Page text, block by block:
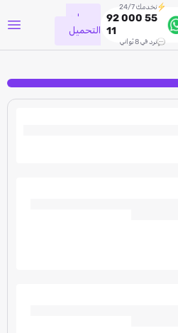
نخدمك 24/7
92 000 55
11
نرد في 8 ثواني
جاري
التحميل